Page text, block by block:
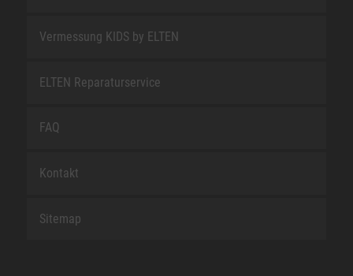
Vermessung KIDS by ELTEN
ELTEN Reparaturservice
FAQ
Kontakt
Sitemap